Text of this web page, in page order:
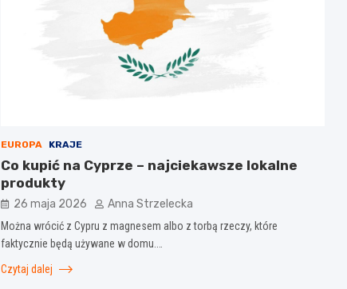
EUROPA KRAJE
Co kupić na Cyprze – najciekawsze lokalne
produkty
26 maja 2026 Anna Strzelecka
Można wrócić z Cypru z magnesem albo z torbą rzeczy, które
faktycznie będą używane w domu.…
Czytaj dalej